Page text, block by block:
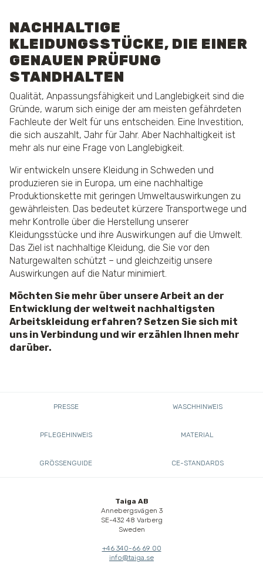
NACHHALTIGE
KLEIDUNGSSTÜCKE, DIE EINER
GENAUEN PRÜFUNG
STANDHALTEN
Qualität, Anpassungsfähigkeit und Langlebigkeit sind die
Gründe, warum sich einige der am meisten gefährdeten
Fachleute der Welt für uns entscheiden. Eine Investition,
die sich auszahlt, Jahr für Jahr. Aber Nachhaltigkeit ist
mehr als nur eine Frage von Langlebigkeit.
Wir entwickeln unsere Kleidung in Schweden und
produzieren sie in Europa, um eine nachhaltige
Produktionskette mit geringen Umweltauswirkungen zu
gewährleisten. Das bedeutet kürzere Transportwege und
mehr Kontrolle über die Herstellung unserer
Kleidungsstücke und ihre Auswirkungen auf die Umwelt.
Das Ziel ist nachhaltige Kleidung, die Sie vor den
Naturgewalten schützt – und gleichzeitig unsere
Auswirkungen auf die Natur minimiert.
Möchten Sie mehr über unsere Arbeit an der
Entwicklung der weltweit nachhaltigsten
Arbeitskleidung erfahren? Setzen Sie sich mit
uns in Verbindung und wir erzählen Ihnen mehr
darüber.
PRESSE WASCHHINWEIS
PFLEGEHINWEIS MATERIAL
GRÖSSENGUIDE CE-STANDARDS
Taiga AB
Annebergsvägen 3
SE-432 48 Varberg
Sweden
+46 340-66 69 00
info@taiga.se